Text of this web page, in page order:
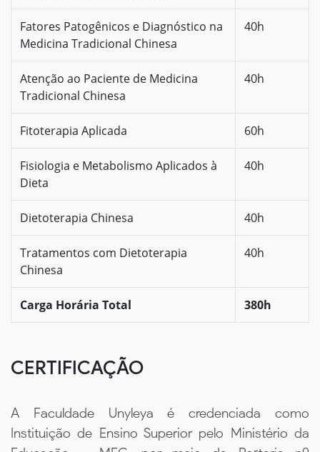
Fatores Patogênicos e Diagnóstico na
Medicina Tradicional Chinesa
40h
Atenção ao Paciente de Medicina
Tradicional Chinesa
40h
Fitoterapia Aplicada 60h
Fisiologia e Metabolismo Aplicados à
Dieta
40h
Dietoterapia Chinesa 40h
Tratamentos com Dietoterapia
Chinesa
40h
Carga Horária Total 380h
CERTIFICAÇÃO
A Faculdade Unyleya é credenciada como
Instituição de Ensino Superior pelo Ministério da